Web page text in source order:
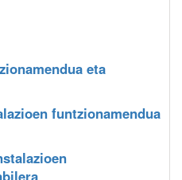
eta
funtzionamendua